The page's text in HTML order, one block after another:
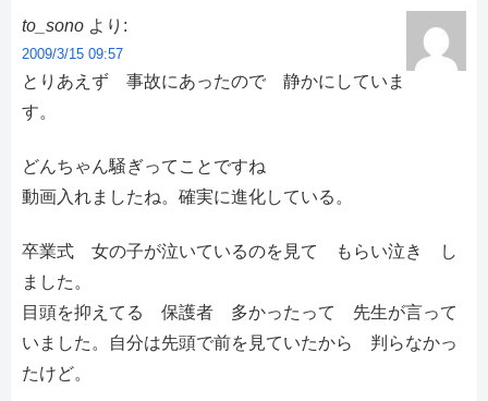
to_sono より:
2009/3/15 09:57
とりあえず 事故にあったので 静かにしていま
す。
どんちゃん騒ぎってことですね
動画入れましたね。確実に進化している。
卒業式 女の子が泣いているのを見て もらい泣き し
ました。
目頭を抑えてる 保護者 多かったって 先生が言って
いました。自分は先頭で前を見ていたから 判らなかっ
たけど。